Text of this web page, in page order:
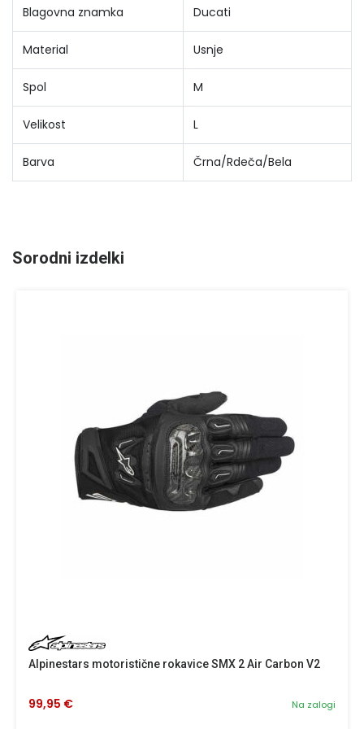
Blagovna znamka Ducati
Material Usnje
Spol M
Velikost L
Barva Črna/Rdeča/Bela
Sorodni izdelki
Alpinestars motoristične rokavice SMX 2 Air Carbon V2
Na zalogi
99,95 €